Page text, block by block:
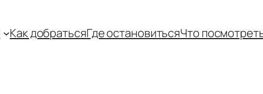
Как добратьсяГде остановитьсяЧто